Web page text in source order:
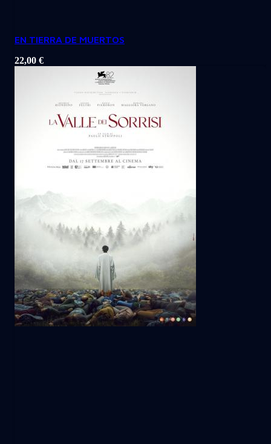
EN TIERRA DE MUERTOS
22,00 €